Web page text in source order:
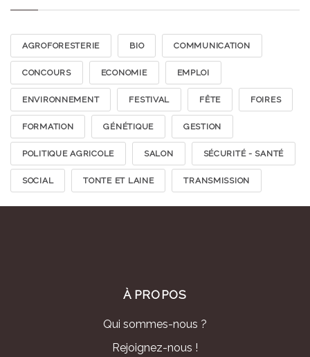
AGROFORESTERIE BIO COMMUNICATION
CONCOURS ECONOMIE EMPLOI
ENVIRONNEMENT FESTIVAL FÊTE FOIRES
FORMATION GÉNÉTIQUE GESTION
POLITIQUE AGRICOLE SALON SÉCURITÉ - SANTÉ
SOCIAL TONTE ET LAINE TRANSMISSION
À PROPOS
Qui sommes-nous ?
Rejoignez-nous !